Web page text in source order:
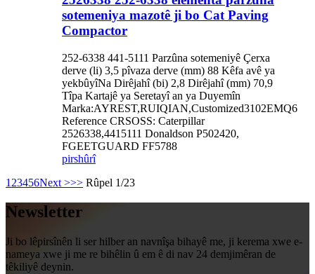
sotemeniya mazotê ji bo Cat Paving
Compactor
252-6338 441-5111 Parzûna sotemeniyê Çerxa
derve (li) 3,5 pîvaza derve (mm) 88 Kêfa avê ya
yekbûyîNa Dirêjahî (bi) 2,8 Dirêjahî (mm) 70,9
Tîpa Kartajê ya Seretayî an ya Duyemîn
Marka:AYREST,RUIQIAN,Customized3102EMQ6
Reference CRSOSS: Caterpillar
2526338,4415111 Donaldson P502420,
FGEETGUARD FF5788
pirshûrî
1 23456Next >>> Rûpel 1/23
Newsletter
Ji bo lêpirsînên li ser hilber an navnîşa bihayê me, ji kerema xwe e-
nameya xwe ji me re bihêlin û em ê di nav 24 demjimêran de
têkiliyê deynin.